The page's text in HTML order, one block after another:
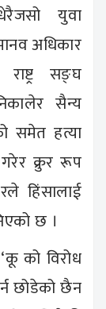
युवा
अधिकार
सङ्घ
सैन्य
समेत हत्या
गरेर क्रुर रूप
हिंसालाई
छ ।
को विरोध
छोडेको छैन